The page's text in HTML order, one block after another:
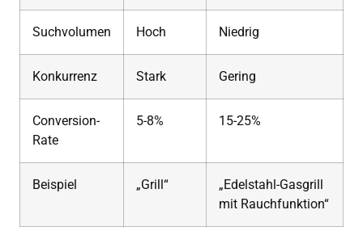
Suchvolumen Hoch Niedrig
Konkurrenz Stark Gering
Conversion-
Rate
5-8% 15-25%
Beispiel „Grill“
„Edelstahl-Gasgrill
mit Rauchfunktion“